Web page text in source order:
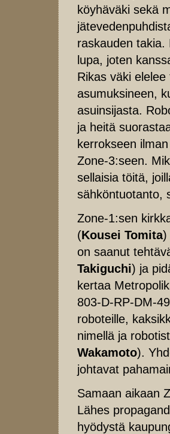
köyhäväki sekä
raskauden takia.
lupa, joten
Rikas väki
asumuksineen,
asuinsijasta.
ja heitä
kerrokseen
Zone-3:seen.
sellaisia töitä,
sähköntuotanto,
Zone-1:sen
(Kousei Tomita)
on saanut
Takiguchi) ja
kertaa
803-D-RP-DM-
roboteille,
nimellä ja
Wakamoto).
johtavat
Samaan aikaan
Lähes
hyödystä